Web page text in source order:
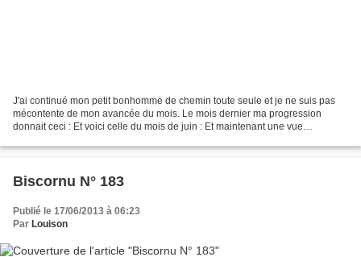
J'ai continué mon petit bonhomme de chemin toute seule et je ne suis pas
mécontente de mon avancée du mois. Le mois dernier ma progression
donnait ceci : Et voici celle du mois de juin : Et maintenant une vue
Biscornu N° 183
Publié le 17/06/2013 à 06:23
Par Louison